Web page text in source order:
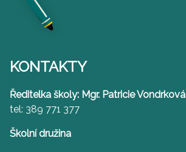
KONTAKTY
Ředitelka školy: Mgr. Patricie Vondrková
tel: 389 771 377
Školní družina